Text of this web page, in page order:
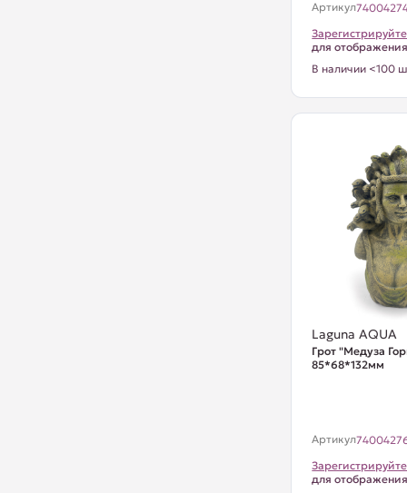
Артикул
для
В наличии <100
Laguna AQUA
Грот "Медуза
85*68*132мм
Артикул
для